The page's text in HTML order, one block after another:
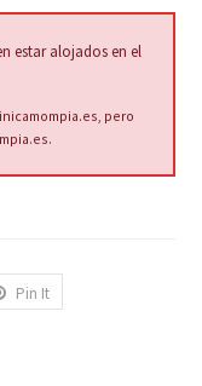
estar alojados en el
, pero
.
Pin It